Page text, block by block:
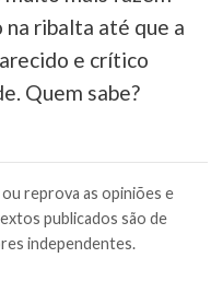
ribalta até que a
e crítico
Quem sabe?
ou reprova as opiniões e
publicados são de
independentes.